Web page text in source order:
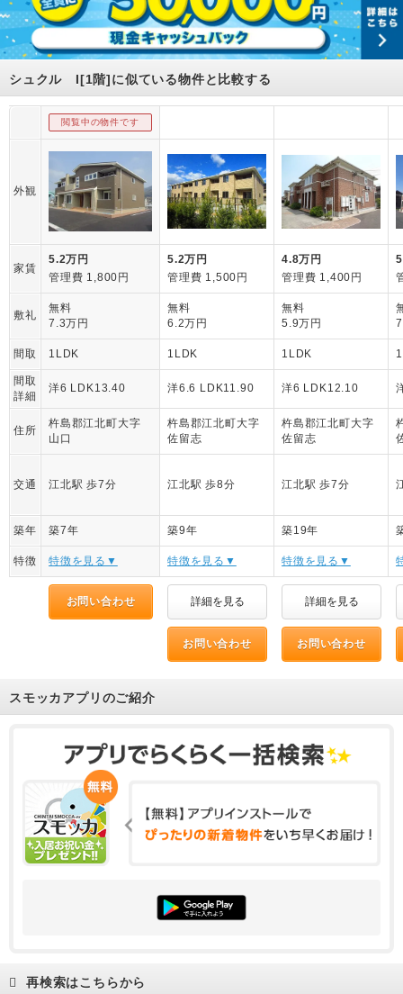
シュクル I[1階]に似ている物件と比較する
閲覧中の物件です
外観
家賃
5.2万円
管理費 1,800円
5.2万円
管理費 1,500円
4.8万円
管理費 1,400円
敷礼
無料
7.3万円
無料
6.2万円
無料
5.9万円
間取 1LDK 1LDK 1LDK
間取
詳細
洋6 LDK13.40 洋6.6 LDK11.90 洋6 LDK12.10
住所
杵島郡江北町大字
山口
杵島郡江北町大字
佐留志
杵島郡江北町大字
佐留志
交通 江北駅 歩7分 江北駅 歩8分 江北駅 歩7分
築年 築7年 築9年 築19年
特徴 特徴を見る▼ 特徴を見る▼ 特徴を見る▼
お問い合わせ 詳細を見る 詳細を見る
お問い合わせ お問い合わせ
スモッカアプリのご紹介
再検索はこちらから